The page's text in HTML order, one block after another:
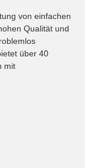
von einfachen
Qualität und
über 40
mit